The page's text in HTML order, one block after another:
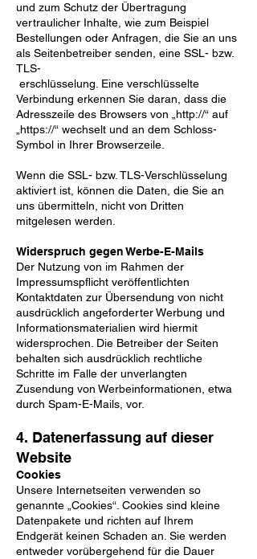
und zum Schutz der Übertragung
vertraulicher Inhalte, wie zum Beispiel
Bestellungen oder Anfragen, die Sie an uns
als Seitenbetreiber senden, eine SSL- bzw.
TLS-
erschlüsselung. Eine verschlüsselte
Verbindung erkennen Sie daran, dass die
Adresszeile des Browsers von
„http://“ auf
„https://“ wechselt und an dem Schloss-
Symbol in Ihrer Browserzeile.
Wenn die SSL- bzw. TLS-Verschlüsselung
aktiviert ist, können die Daten, die Sie an
uns übermitteln, nicht von Dritten
mitgelesen werden.
Widerspruch gegen Werbe-E-Mails
Der Nutzung von im Rahmen der
Impressumspflicht veröffentlichten
Kontaktdaten zur Übersendung von nicht
ausdrücklich angeforderter Werbung und
Informationsmaterialien wird hiermit
widersprochen. Die Betreiber der Seiten
behalten sich ausdrücklich rechtliche
Schritte im Falle der unverlangten
Zusendung von Werbeinformationen, etwa
durch Spam-E-Mails, vor.
4. Datenerfassung auf dieser
Website
Cookies
Unsere Internetseiten verwenden so
genannte „Cookies“. Cookies sind kleine
Datenpakete und richten auf Ihrem
Endgerät keinen Schaden an. Sie werden
entweder vorübergehend für die Dauer